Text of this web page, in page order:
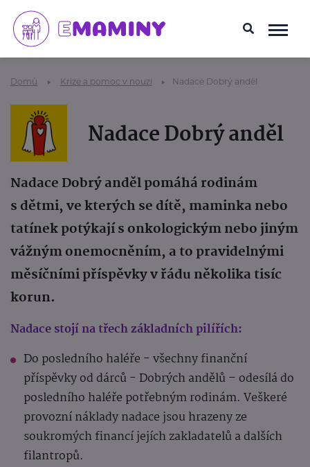
Domů Krize a pomoc v nouzi Nadace Dobrý anděl
Nadace Dobrý anděl
Nadace Dobrý anděl pomáhá rodinám
s dětmi, ve kterých se dítě, maminka nebo
tatínek potýkají s onkologickým nebo jiným
vážným onemocněním, a to pravidelnými
měsíčními příspěvky v řádu několika tisíc
korun.
Nadace stojí na třech základních pilířích:
Do posledního haléře - všechny finanční
příspěvky od dárců - Dobrých andělů – odesílá do
posledního haléře potřebným rodinám. Veškeré
provozní náklady nadace jsou hrazeny ze
soukromých financí jejích zakladatelů a dalších
filantropů.